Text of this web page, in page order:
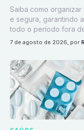
Saiba como
e segura, garantindo
todo o período fora
7 de agosto de 2026, por